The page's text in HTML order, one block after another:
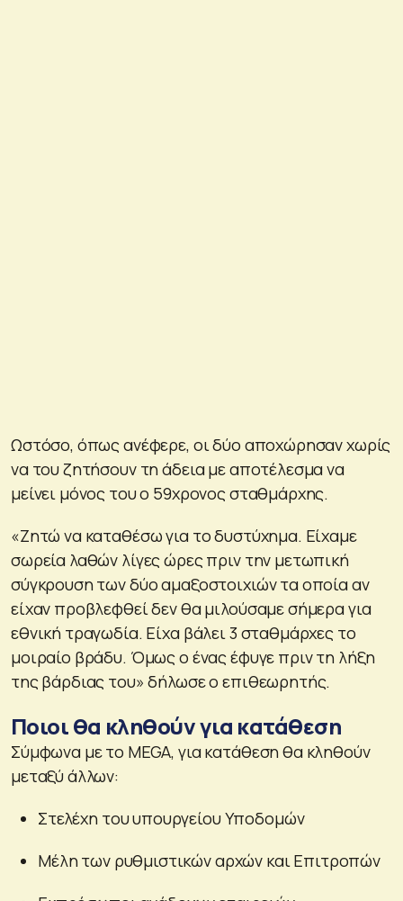
Ωστόσο, όπως ανέφερε, οι δύο αποχώρησαν χωρίς
να του ζητήσουν τη άδεια με αποτέλεσμα να
μείνει μόνος του ο 59χρονος σταθμάρχης.
«Ζητώ να καταθέσω για το δυστύχημα. Είχαμε
σωρεία λαθών λίγες ώρες πριν την μετωπική
σύγκρουση των δύο αμαξοστοιχιών τα οποία αν
είχαν προβλεφθεί δεν θα μιλούσαμε σήμερα για
εθνική τραγωδία. Είχα βάλει 3 σταθμάρχες το
μοιραίο βράδυ. Όμως ο ένας έφυγε πριν τη λήξη
της βάρδιας του» δήλωσε ο επιθεωρητής.
Ποιοι θα κληθούν για κατάθεση
Σύμφωνα με το MEGA, για κατάθεση θα κληθούν
μεταξύ άλλων:
Στελέχη του υπουργείου Υποδομών
Μέλη των ρυθμιστικών αρχών και Επιτροπών